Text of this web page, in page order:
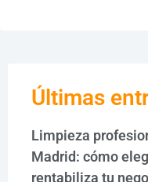
Últimas
Limpieza
Madrid: cómo
rentabiliza tu